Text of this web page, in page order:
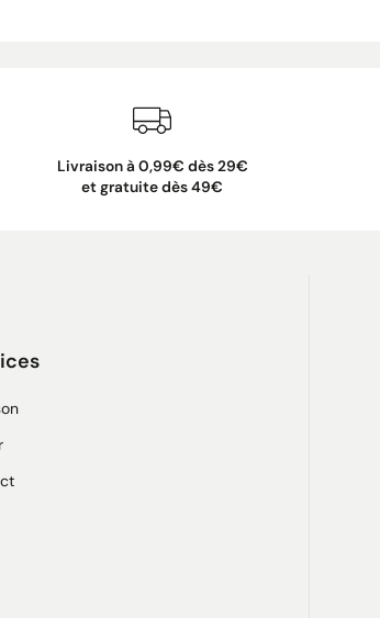
Livraison à 0,99€ dès 29€
et gratuite dès 49€